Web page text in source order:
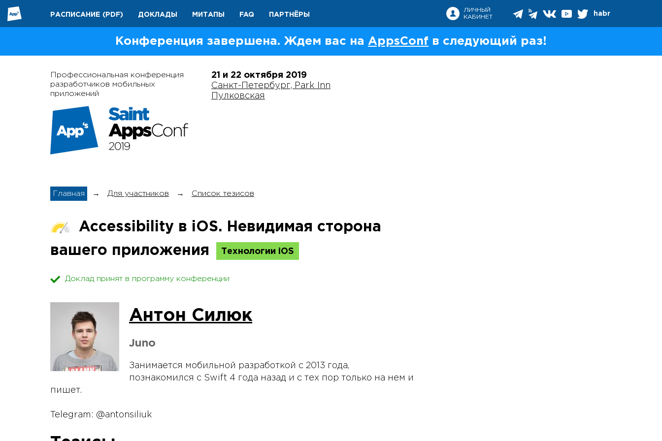
ЛИЧНЫЙ
КАБИНЕТ
habr
РАСПИСАНИЕ (PDF) ДОКЛАДЫ МИТАПЫ FAQ ПАРТНЁРЫ
Конференция завершена. Ждем вас на AppsConf в следующий раз!
Профессиональная конференция
разработчиков мобильных
приложений
21 и 22 октября 2019
Санкт-Петербург, Park Inn
Пулковская
Главная → Для участников → Список тезисов
Accessibility в iOS. Невидимая сторона
вашего приложения
Технологии iOS
Доклад принят в программу конференции
Антон Силюк
Juno
Занимается мобильной разработкой с 2013 года,
познакомился с Swift 4 года назад и с тех пор только на нем и
пишет.
Telegram: @antonsiliuk